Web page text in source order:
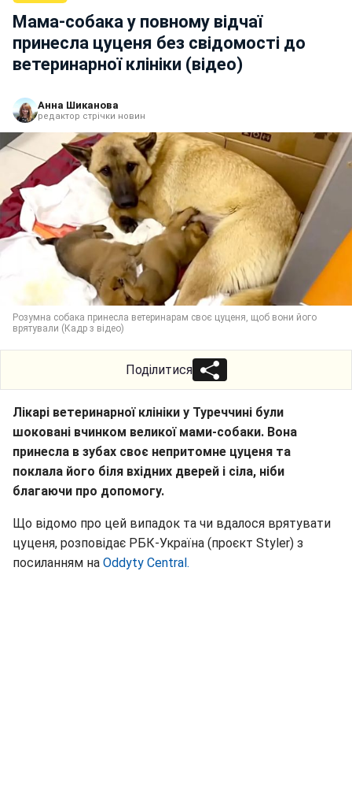
Мама-собака у повному відчаї
принесла цуценя без свідомості до
ветеринарної клініки (відео)
Анна Шиканова
редактор стрічки новин
Розумна собака принесла ветеринарам своє цуценя, щоб вони його
врятували (Кадр з відео)
Поділитися
Лікарі ветеринарної клініки у Туреччині були
шоковані вчинком великої мами-собаки. Вона
принесла в зубах своє непритомне цуценя та
поклала його біля вхідних дверей і сіла, ніби
благаючи про допомогу.
Що відомо про цей випадок та чи вдалося врятувати
цуценя, розповідає РБК-Україна (проєкт Styler) з
посиланням на Oddyty Central.